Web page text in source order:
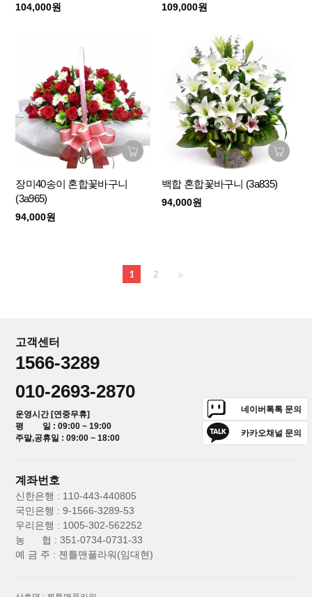
104,000원 109,000원
장미40송이 혼합꽃바구니
(3a965)
94,000원
백합 혼합꽃바구니 (3a835)
94,000원
1 2
고객센터
1566-3289
010-2693-2870
운영시간 [연중무휴]
평 일 : 09:00 ~ 19:00
주말,공휴일 : 09:00 ~ 18:00
네이버톡톡 문의
카카오채널 문의
계좌번호
신한은행 : 110-443-440805
국민은행 : 9-1566-3289-53
우리은행 : 1005-302-562252
농 협 : 351-0734-0731-33
예 금 주 : 젠틀맨플라워(임대현)